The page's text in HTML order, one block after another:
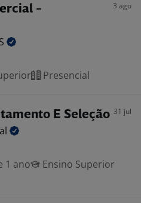
-
3 ago
Presencial
E Seleção 31 jul
1 ano
Ensino Superior